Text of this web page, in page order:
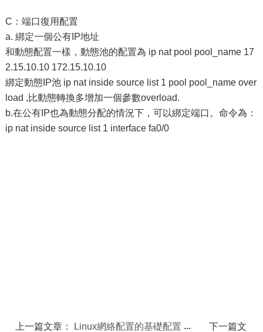
C：端口復用配置
a. 綁定一個公有IP地址
和動態配置一樣，動態池的配置為 ip nat pool pool_name 17
2.15.10.10 172.15.10.10
綁定動態IP池 ip nat inside source list 1 pool pool_name over
load ,比動態轉換多增加一個參數overload.
b.在公有IP也為動態分配的情況下，可以綁定端口。命令為：
ip nat inside source list 1 interface fa0/0
上一篇文章： Linux網絡配置的基礎配置
下一篇文